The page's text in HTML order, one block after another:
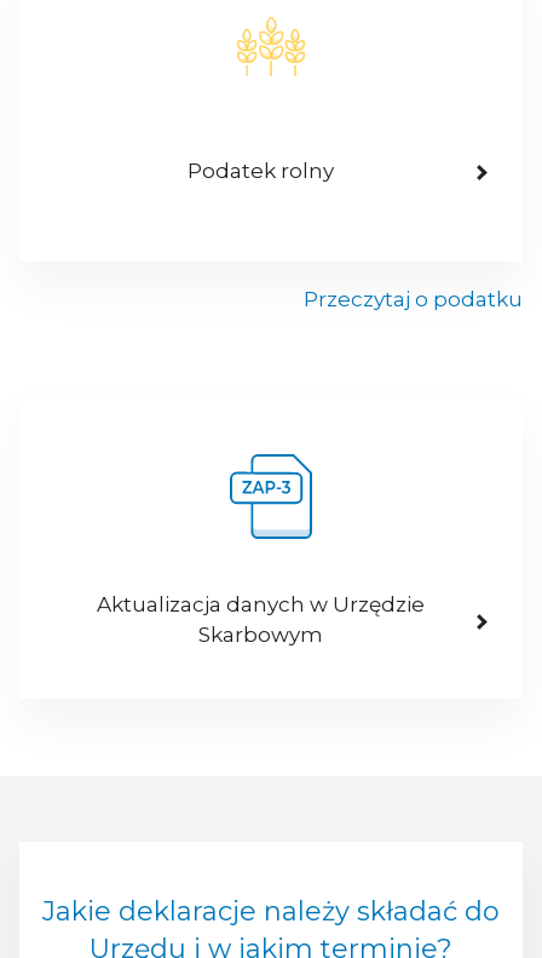
Podatek rolny
Przeczytaj o podatku
Aktualizacja danych w Urzędzie
Skarbowym
Jakie deklaracje należy składać do
Urzędu i w jakim terminie?